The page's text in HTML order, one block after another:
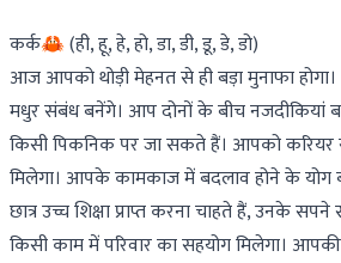
कर्क🦀 (ही, हू, हे, हो, डा, डी, डू, डे, डो)
आज आपको थोड़ी मेहनत से ही बड़ा मुनाफा
मधुर संबंध बनेंगे। आप दोनों के बीच नजदीकियां
किसी पिकनिक पर जा सकते हैं। आपको करियर
मिलेगा। आपके कामकाज में बदलाव होने के योग
छात्र उच्च शिक्षा प्राप्त करना चाहते हैं, उनके
किसी काम में परिवार का सहयोग मिलेगा।